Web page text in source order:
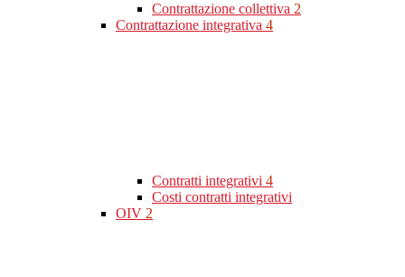
Contrattazione collettiva 2
Contrattazione integrativa 4
Contratti integrativi 4
Costi contratti integrativi
OIV 2